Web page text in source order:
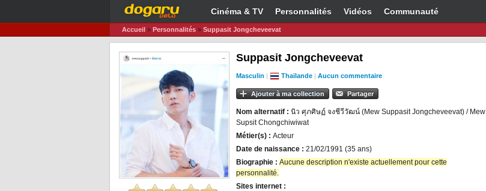
Cinéma & TV Personnalités Vidéos Communauté
Accueil » Personnalités » Suppasit Jongcheveevat
Suppasit Jongcheveevat
Masculin | Thaïlande | Aucun commentaire
Ajouter à ma collection Partager
Nom alternatif : นิว ศุภศิษฏ์ จงชีวีวัฒน์ (Mew Suppasit Jongcheveevat) / Mew
Supsit Chongchiwiwat
Métier(s) : Acteur
Date de naissance : 21/02/1991 (35 ans)
Biographie : Aucune description n'existe actuellement pour cette
personnalité.
Sites internet :